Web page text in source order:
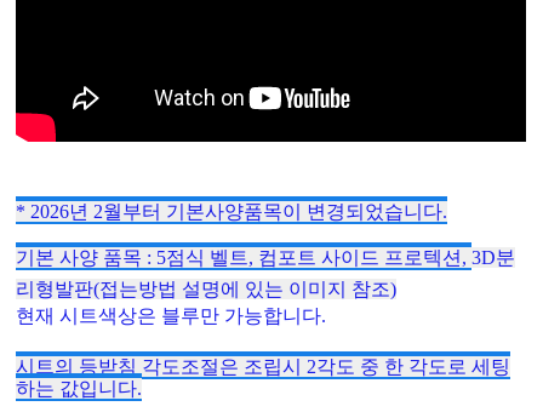
* 2026년 2월부터 기본사양품목이 변경되었습니다.
기본 사양 품목 : 5점식 벨트, 컴포트 사이드 프로텍션,3D분
리형발판(접는방법 설명에 있는 이미지 참조)
현재 시트색상은 블루만 가능합니다.
시트의 등받침 각도조절은 조립시 2각도 중 한 각도로 세팅
하는 값입니다.